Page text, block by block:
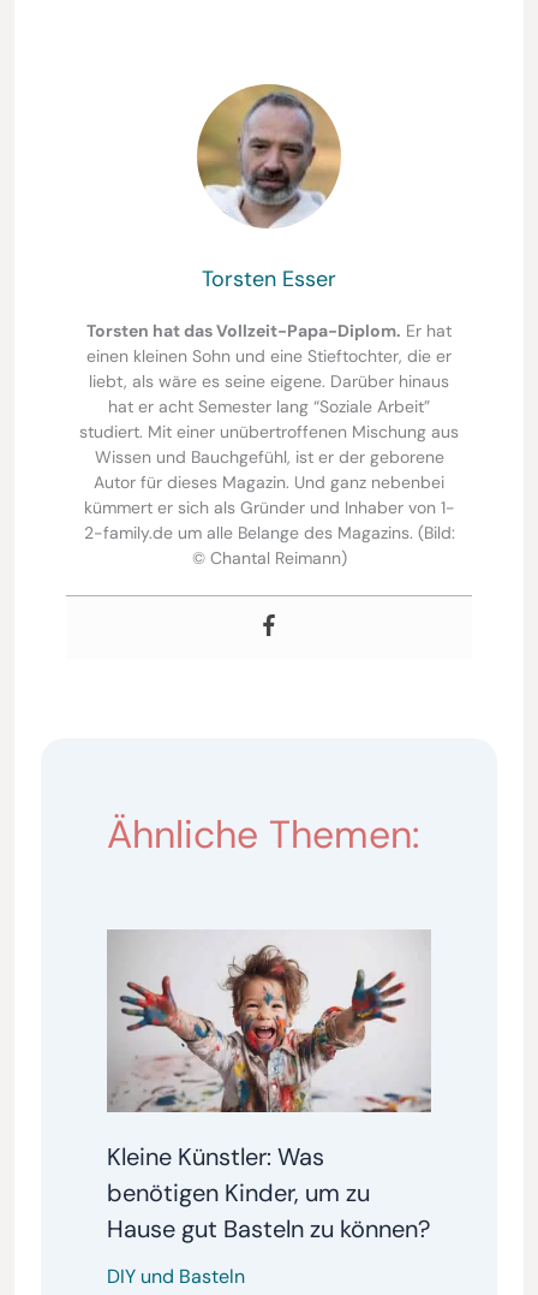
Torsten Esser
Torsten hat das Vollzeit-Papa-Diplom. Er hat
einen kleinen Sohn und eine Stieftochter, die er
liebt, als wäre es seine eigene. Darüber hinaus
hat er acht Semester lang “Soziale Arbeit”
studiert. Mit einer unübertroffenen Mischung aus
Wissen und Bauchgefühl, ist er der geborene
Autor für dieses Magazin. Und ganz nebenbei
kümmert er sich als Gründer und Inhaber von 1-
2-family.de um alle Belange des Magazins. (Bild:
© Chantal Reimann)
Ähnliche Themen:
Kleine Künstler: Was
benötigen Kinder, um zu
Hause gut Basteln zu können?
DIY und Basteln